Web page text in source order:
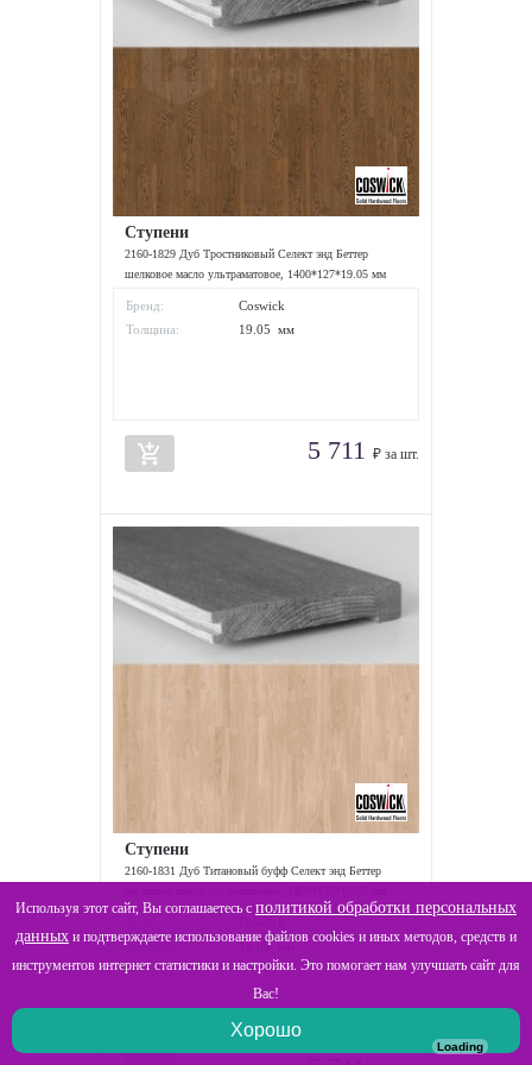
Ступени
2160-1829 Дуб Тростниковый Селект энд Беттер
шелковое масло ультраматовое, 1400*127*19.05 мм
Бренд:
Coswick
Толщина:
19.05 мм
add_shopping_cart 5 711 ₽ за шт.
Ступени
2160-1831 Дуб Титановый буфф Селект энд Беттер
Толщина:
19.05 мм
Loading
Используя этот сайт, Вы соглашаетесь с политикой обработки персональных
данных и подтверждаете использование файлов cookies и иных методов, средств и
инструментов интернет статистики и настройки. Это помогает нам улучшать сайт для
Вас!
Хорошо